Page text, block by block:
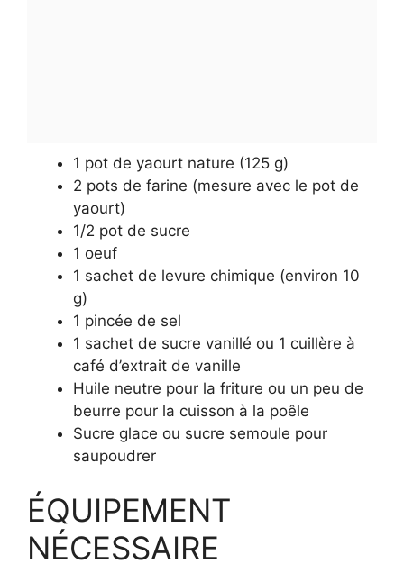
1 pot de yaourt nature (125 g)
2 pots de farine (mesure avec le pot de
yaourt)
1/2 pot de sucre
1 oeuf
1 sachet de levure chimique (environ 10
g)
1 pincée de sel
1 sachet de sucre vanillé ou 1 cuillère à
café d’extrait de vanille
Huile neutre pour la friture ou un peu de
beurre pour la cuisson à la poêle
Sucre glace ou sucre semoule pour
saupoudrer
ÉQUIPEMENT
NÉCESSAIRE